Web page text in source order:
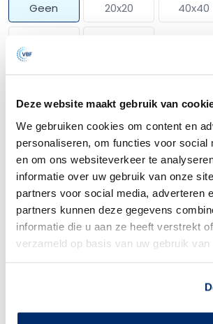
Deze website maakt gebruik van
We gebruiken cookies om content en
personaliseren, om functies voor social
en om ons websiteverkeer te
informatie over uw gebruik van onze
partners voor social media, adverteren
partners kunnen deze gegevens
informatie die u aan ze heeft verstrekt
verzameld op basis van uw gebruik van
Geen 20x20 40x40
Media
XS350K
Meer opties
De FIBRAFIX XS dieptefilterplaten zijn ontworpen